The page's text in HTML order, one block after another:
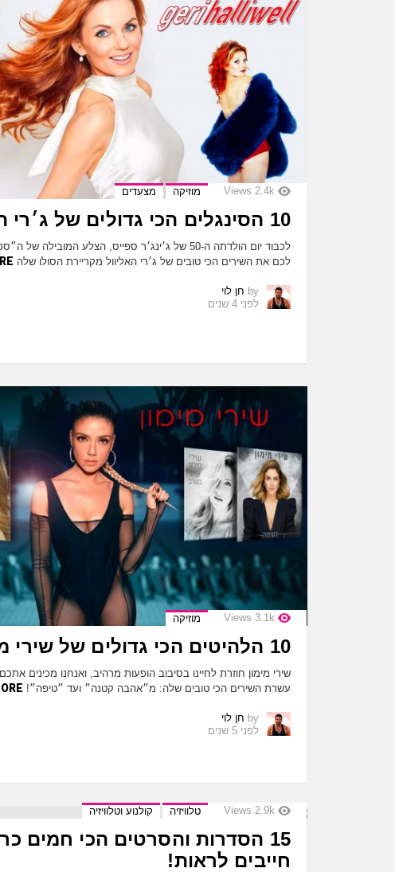
2.4k
Views מוזיקה מצעדים
10 הסינגלים הכי גדולים של ג׳רי האליוול!
לכבוד יום הולדתה ה-50 של ג׳ינג׳ר ספייס, הצלע המובילה
לכם את השירים הכי טובים של ג׳רי האליוול מקריירת הסולו שלה
by חן לוי
לפני 4 שנים
3.1k
Views מוזיקה
10 הלהיטים הכי גדולים של שירי מימון!
שירי מימון חוזרת לחיינו בסיבוב הופעות מרהיב, ואנחנו מכינים
עשרת השירים הכי טובים שלה: מ״אהבה קטנה״ ועד ״טיפה״!
by חן לוי
לפני 5 שנים
2.9k
Views טלוויזיה קולנוע וטלוויזיה
15 הסדרות והסרטים הכי חמים
חייבים לראות!